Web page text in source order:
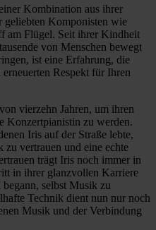
Kombination aus ihrer
geliebten Komponisten wie
am Flügel. Seit ihrer Kindheit
von Menschen bewegt
ist eine Erfahrung, die
Respekt für Ihren
vierzehn Jahren, um ihren
Konzertpianistin zu werden.
Iris auf der Straße lebte,
zu vertrauen und eine echte
trägt Iris noch immer in
in ihrer glanzvollen Karriere
selbst Musik zu
Technik dient nun nur noch
Musik und der Verbindung